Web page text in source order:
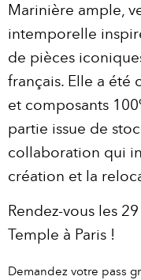
Marinière ample,
intemporelle
de pièces
français. Elle a été
et composants
partie issue de
collaboration qui
création et la
Rendez-vous les
Temple à Paris !
Demandez votre pass